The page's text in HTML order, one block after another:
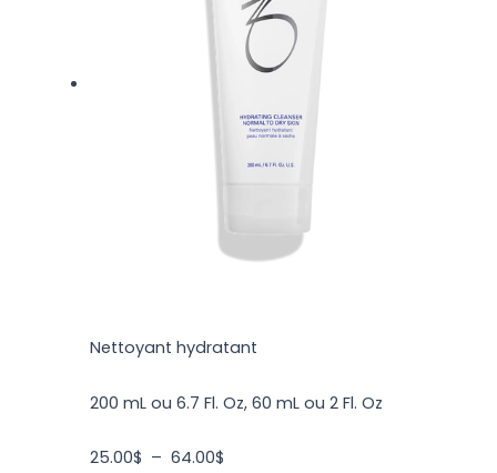
Nettoyant hydratant
200 mL ou 6.7 Fl. Oz, 60 mL ou 2 Fl. Oz
25.00$ – 64.00$